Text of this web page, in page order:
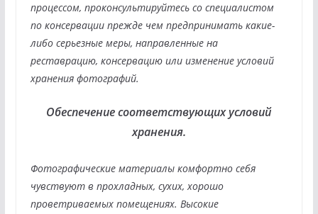
процессом, проконсультируйтесь со специалистом
по консервации прежде чем предпринимать какие-
либо серьезные меры, направленные на
реставрацию, консервацию или изменение условий
хранения фотографий.
Обеспечение соответствующих условий
хранения.
Фотографические материалы комфортно себя
чувствуют в прохладных, сухих, хорошо
проветриваемых помещениях. Высокие